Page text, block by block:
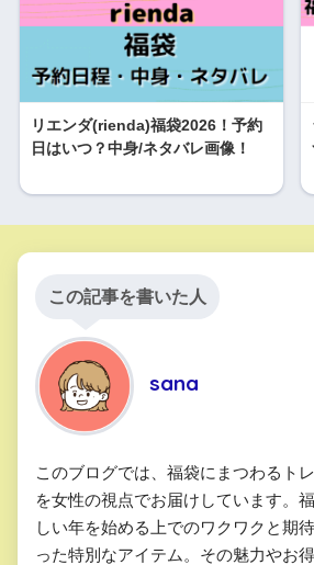
福袋第7弾w 1番最初に注文した福袋が1
#ルーミーズ #福袋2020 #スタバオ
Momoko Miyano
pic.twitter.com/5QUrFPuD4r
2019
pic.twitter.com/A8HDQpqzxz
リエンダ(rienda)福袋2026！予約
日はいつ？中身/ネタバレ画像！
この記事を書いた人
sana
このブログでは、福袋にまつわるト
を女性の視点でお届けしています。
しい年を始める上でのワクワクと期
った特別なアイテム。その魅力やお